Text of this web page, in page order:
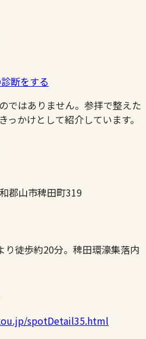
断をする
ではありません。参拝で整えた
かけとして紹介しています。
郡山市稗田町319
り徒歩約20分。稗田環濠集落内
spotDetail35.html